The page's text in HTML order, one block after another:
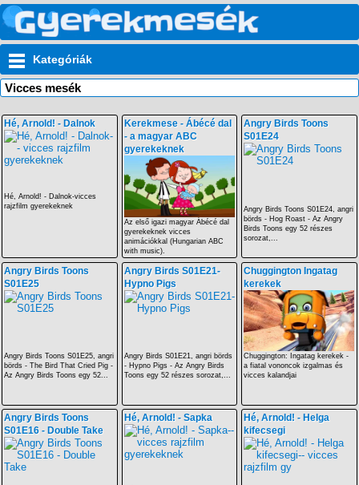
Kategóriák
Vicces mesék
Hé, Arnold! - Dalnok
Hé, Arnold! - Dalnok-vicces
rajzfilm gyerekeknek
Kerekmese - Ábécé dal
- a magyar ABC
gyerekeknek
Az első igazi magyar Ábécé dal
gyerekeknek vicces
animációkkal (Hungarian ABC
with music).
Angry Birds Toons
S01E24
Angry Birds Toons S01E24, angri
börds - Hog Roast - Az Angry
Birds Toons egy 52 részes
sorozat,...
Angry Birds Toons
S01E25
Angry Birds Toons S01E25, angri
börds - The Bird That Cried Pig -
Az Angry Birds Toons egy 52...
Angry Birds S01E21-
Hypno Pigs
Angry Birds S01E21, angri börds
- Hypno Pigs - Az Angry Birds
Toons egy 52 részes sorozat,...
Chuggington Ingatag
kerekek
Chuggington: Ingatag kerekek -
a fiatal vononcok izgalmas és
vicces kalandjai
Angry Birds Toons
S01E16 - Double Take
Hé, Arnold! - Sapka
Hé, Arnold! - Helga
kifecsegi